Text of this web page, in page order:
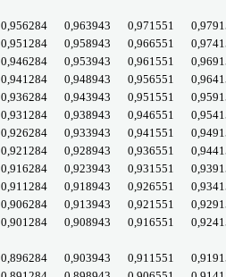
0,956284 0,963943 0,971551
0,951284 0,958943 0,966551
0,946284 0,953943 0,961551
0,941284 0,948943 0,956551
0,936284 0,943943 0,951551
0,931284 0,938943 0,946551
0,926284 0,933943 0,941551
0,921284 0,928943 0,936551
0,916284 0,923943 0,931551
0,911284 0,918943 0,926551
0,906284 0,913943 0,921551
0,901284 0,908943 0,916551
0,896284 0,903943 0,911551